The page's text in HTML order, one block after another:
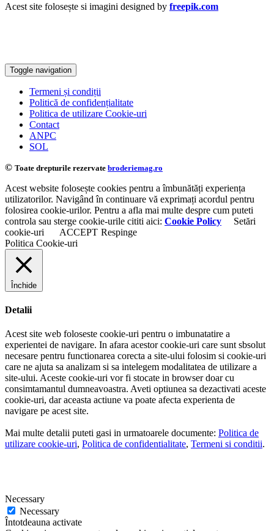
Acest site folosește si imagini designed by freepik.com
Toggle navigation
Termeni și condiții
Politică de confidențialitate
Politica de utilizare Cookie-uri
Contact
ANPC
SOL
© Toate drepturile rezervate broderiemag.ro
Acest website folosește cookies pentru a îmbunătăți experiența
utilizatorilor. Navigând în continuare vă exprimați acordul pentru
folosirea cookie-urilor. Pentru a afla mai multe despre cum puteti
controla sau sterge cookie-urile cititi aici: Cookie Policy
Setări
cookie-uri
ACCEPT Respinge
Politica Cookie-uri
Închide
Detalii
Acest site web foloseste cookie-uri pentru o imbunatatire a
experientei de navigare. In afara acestor cookie-uri care sunt sbsolut
necesare pentru functionarea corecta a site-ului folosim si cookie-uri
care ne ajuta sa analizam si sa intelegem modalitatea de utilizare a
site-ului. Aceste cookie-uri vor fi stocate in browser doar cu
consimtamantul dumneavoastra. Aveti optiunea sa dezactivati aceste
cookie-uri, dar aceasta actiune va poate afecta experienta de
navigare pe acest site.
Mai multe detalii puteti gasi in urmatoarele documente: Politica de
utilizare cookie-uri, Politica de confidentialitate, Termeni si conditii.
Necessary
Necessary
Întotdeauna activate